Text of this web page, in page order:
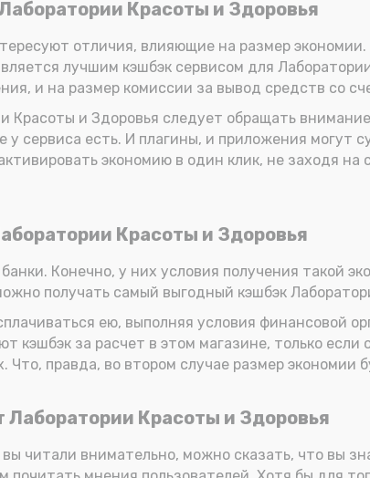
Красоты и Здоровья
отличия, влияющие на размер
лучшим кэшбэк сервисом для
и на размер комиссии за вывод средств со
Красоты и Здоровья следует обращать
сервиса есть. И плагины, и приложения могут
экономию в один клик, не заходя на
Красоты и Здоровья
Конечно, у них условия получения такой
получать самый выгодный кэшбэк
ею, выполняя условия финансовой
кэшбэк за расчет в этом магазине, только если
Что, правда, во втором случае размер экономии
Лаборатории Красоты и Здоровья
читали внимательно, можно сказать, что вы